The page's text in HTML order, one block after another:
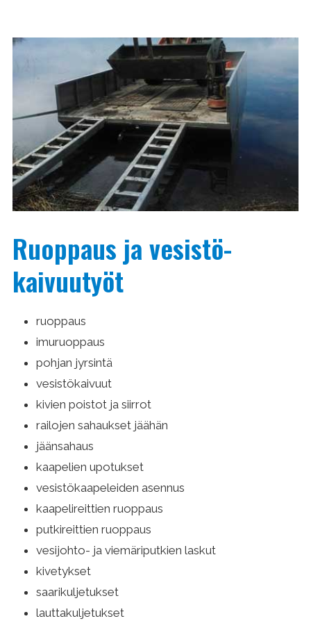
Ruoppaus ja vesistö­
kaivuutyöt
ruoppaus
imuruoppaus
pohjan jyrsintä
vesistökaivuut
kivien poistot ja siirrot
railojen sahaukset jäähän
jäänsahaus
kaapelien upotukset
vesistökaapeleiden asennus
kaapelireittien ruoppaus
putkireittien ruoppaus
vesijohto- ja viemäriputkien laskut
kivetykset
saarikuljetukset
lauttakul­jetukset